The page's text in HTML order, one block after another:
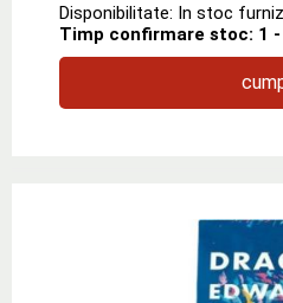
Disponibilitate: In stoc
Timp confirmare stoc: 1